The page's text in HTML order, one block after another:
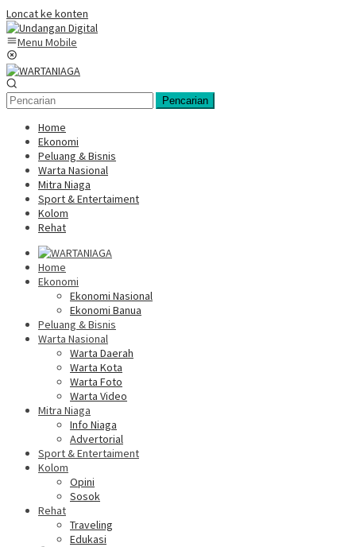
Loncat ke konten
Menu Mobile
Pencarian
Home
Ekonomi
Peluang & Bisnis
Warta Nasional
Mitra Niaga
Sport & Entertaiment
Kolom
Rehat
Home
Ekonomi
Ekonomi Nasional
Ekonomi Banua
Peluang & Bisnis
Warta Nasional
Warta Daerah
Warta Kota
Warta Foto
Warta Video
Mitra Niaga
Info Niaga
Advertorial
Sport & Entertaiment
Kolom
Opini
Sosok
Rehat
Traveling
Edukasi